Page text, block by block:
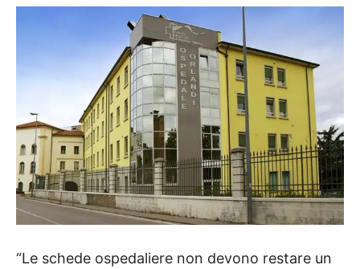
“Le schede ospedaliere non devono restare un